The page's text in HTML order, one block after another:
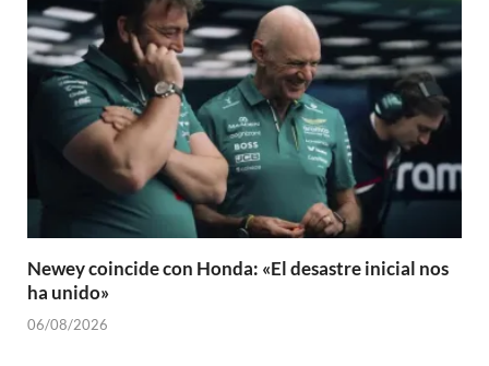
Newey coincide con Honda: «El desastre inicial nos
ha unido»
06/08/2026